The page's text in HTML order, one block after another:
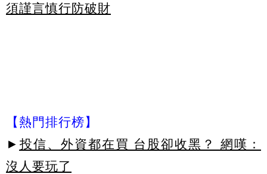
須謹言慎行防破財
【熱門排行榜】
► 投信、外資都在買 台股卻收黑？ 網嘆：
沒人要玩了